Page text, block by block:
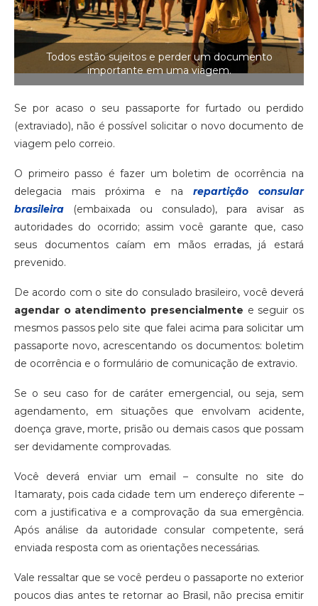
Todos estão sujeitos e perder um documento
importante em uma viagem.
Se por acaso o seu passaporte for furtado ou perdido
(extraviado), não é possível solicitar o novo documento de
viagem pelo correio.
O primeiro passo é fazer um boletim de ocorrência na
delegacia mais próxima e na repartição consular
brasileira (embaixada ou consulado), para avisar as
autoridades do ocorrido; assim você garante que, caso
seus documentos caíam em mãos erradas, já estará
prevenido.
De acordo com o site do consulado brasileiro, você deverá
agendar o atendimento presencialmente e seguir os
mesmos passos pelo site que falei acima para solicitar um
passaporte novo, acrescentando os documentos: boletim
de ocorrência e o formulário de comunicação de extravio.
Se o seu caso for de caráter emergencial, ou seja, sem
agendamento, em situações que envolvam acidente,
doença grave, morte, prisão ou demais casos que possam
ser devidamente comprovadas.
Você deverá enviar um email – consulte no site do
Itamaraty, pois cada cidade tem um endereço diferente –
com a justificativa e a comprovação da sua emergência.
Após análise da autoridade consular competente, será
enviada resposta com as orientações necessárias.
Vale ressaltar que se você perdeu o passaporte no exterior
poucos dias antes te retornar ao Brasil, não precisa emitir